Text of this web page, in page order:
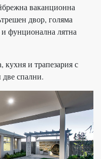
ваканционна
двор, голяма
и фунционална лятна
кухня и трапезария с
две спални.